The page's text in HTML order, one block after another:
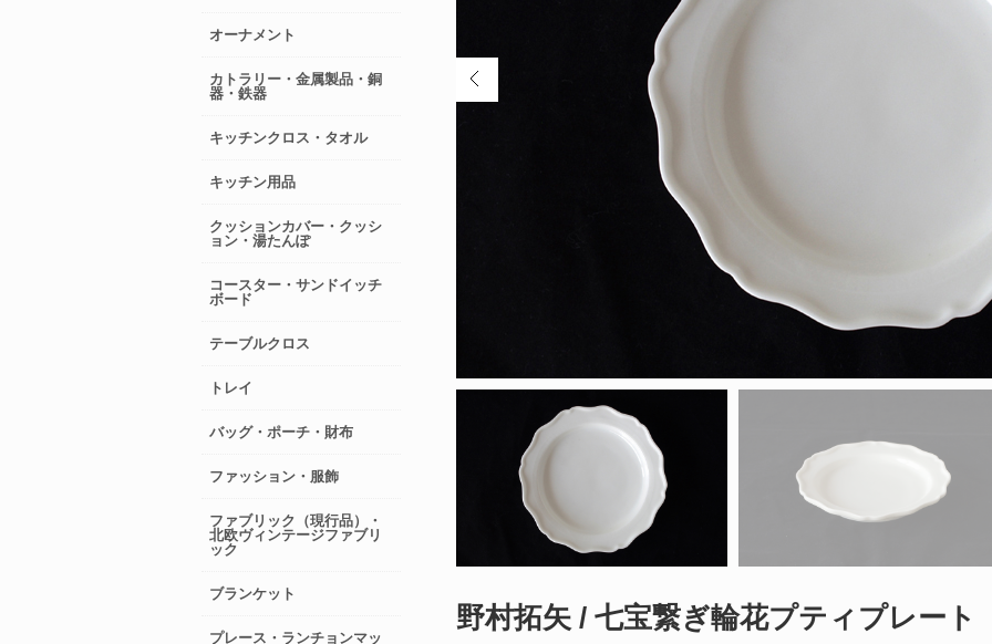
野村拓矢 / 七宝繋ぎ輪花プティプレート
オーナメント
カトラリー・金属製品・銅
器・鉄器
キッチンクロス・タオル
キッチン用品
クッションカバー・クッシ
ョン・湯たんぽ
コースター・サンドイッチ
ボード
テーブルクロス
トレイ
バッグ・ポーチ・財布
ファッション・服飾
ファブリック（現行品）・
北欧ヴィンテージファブリ
ック
ブランケット
プレース・ランチョンマッ